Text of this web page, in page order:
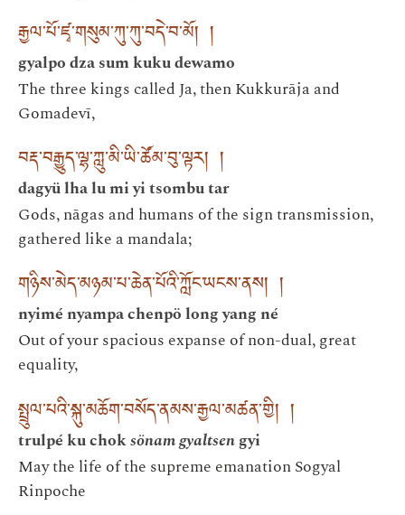
རྒྱལ་པོ་ཛྭ་གསུམ་ཀུ་ཀུ་བདེ་བ་མོ། །
gyalpo dza sum kuku dewamo
The three kings called Ja, then Kukkurāja and
Gomadevī,
བརྡ་བརྒྱུད་ལྷ་ཀླུ་མི་ཡི་ཚོམ་བུ་ལྟར། །
dagyü lha lu mi yi tsombu tar
Gods, nāgas and humans of the sign transmission,
gathered like a mandala;
གཉིས་མེད་མཉམ་པ་ཆེན་པོའི་ཀློང་ཡངས་ནས། །
nyimé nyampa chenpö long yang né
Out of your spacious expanse of non-dual, great
equality,
སྤྲུལ་པའི་སྐུ་མཆོག་བསོད་ནམས་རྒྱལ་མཚན་གྱི། །
trulpé ku choksönam gyaltsengyi
May the life of the supreme emanation Sogyal
Rinpoche